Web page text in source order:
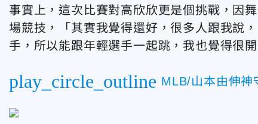
事實上，這次比賽對高欣欣更是個挑戰，因
場競技，「其實我覺得還好，很多人跟我說
手，所以能跟年輕選手一起跳，我也覺得很開
play_circle_outline MLB/山本由伸